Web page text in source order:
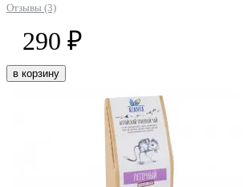
Отзывы (3)
290 ₽
в корзину